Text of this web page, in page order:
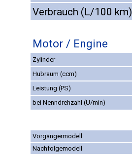
Verbrauch (L/100 km)
Motor / Engine
Zylinder
Hubraum (ccm)
Leistung (PS)
bei Nenndrehzahl (U/min)
Vorgängermodell
Nachfolgemodell